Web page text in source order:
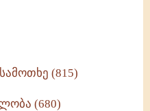
(815)
(680)